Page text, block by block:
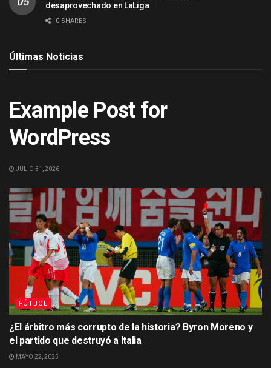
desaprovechado en LaLiga
0 SHARES
Últimas Noticias
ACTUALIDAD
Example Post for
WordPress
JULIO 31, 2026
FÚTBOL
¿El árbitro más corrupto de la historia? Byron Moreno y
el partido que destruyó a Italia
MAYO 22, 2025